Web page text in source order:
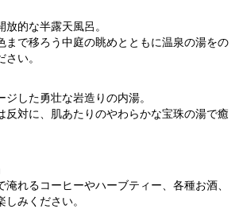
的な半露天風呂。
まで移ろう中庭の眺めとともに温泉の湯をの
い。
した勇壮な岩造りの内湯。
反対に、肌あたりのやわらかな宝珠の湯で癒
れるコーヒーやハーブティー、各種お酒、
みください。